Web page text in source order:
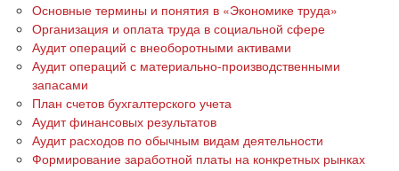
Основные термины и понятия в «Экономике труда»
Организация и оплата труда в социальной сфере
Аудит операций с внеоборотными активами
Аудит операций с материально-производственными
запасами
План счетов бухгалтерского учета
Аудит финансовых результатов
Аудит расходов по обычным видам деятельности
Формирование заработной платы на конкретных рынках